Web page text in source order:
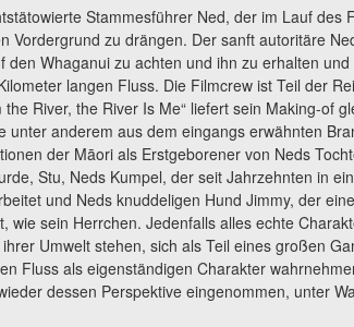
Stammesführer Ned, der im Lauf des
Vordergrund zu drängen. Der sanft autoritäre
den Whaganui zu achten und ihn zu erhalten
langen Fluss. Die Filmcrew ist Teil der
River, the River Is Me“ liefert sein Making-of
unter anderem aus dem eingangs erwähnten
der Māori als Erstgeborener von Neds
Stu, Neds Kumpel, der seit Jahrzehnten in
und Neds knuddeligen Hund Jimmy, der
wie sein Herrchen. Jedenfalls alles echte
Umwelt stehen, sich als Teil eines großen
Fluss als eigenständigen Charakter
dessen Perspektive eingenommen, unter